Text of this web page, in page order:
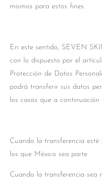
mismos para estos fines.
En este sentido, SEVEN
con lo dispuesto por el
Protección de Datos
podrá transferir sus datos
los casos que a continuación
Cuando la transferencia
los que México sea parte.
Cuando la transferencia sea